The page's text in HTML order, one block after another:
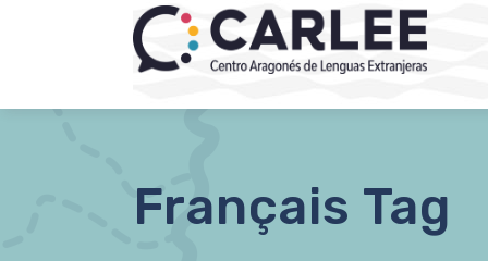
Français Tag